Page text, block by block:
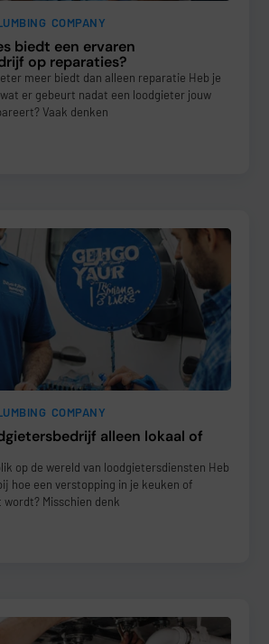
COMPANY
biedt een ervaren
op reparaties?
meer biedt dan alleen reparatie Heb je
er gebeurt nadat een loodgieter jouw
Vaak denken
COMPANY
alleen lokaal of
op de wereld van loodgietersdiensten Heb
hoe een verstopping in je keuken of
Misschien denk